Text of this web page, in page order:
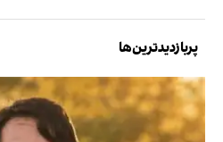
پربازدیدترین‌ها